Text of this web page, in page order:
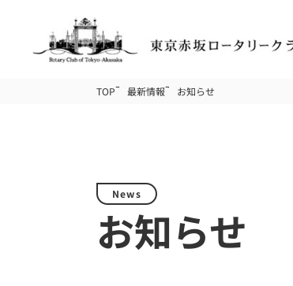
TOP 最新情報 お知らせ
News
お知らせ